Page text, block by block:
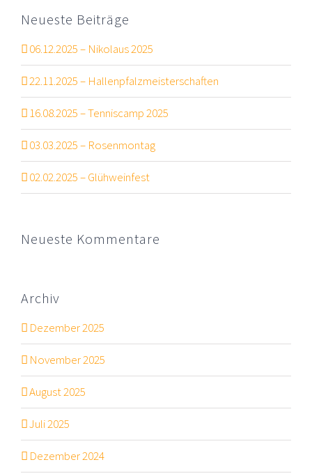
Neueste Beiträge
06.12.2025 – Nikolaus 2025
22.11.2025 – Hallenpfalzmeisterschaften
16.08.2025 – Tenniscamp 2025
03.03.2025 – Rosenmontag
02.02.2025 – Glühweinfest
Neueste Kommentare
Archiv
Dezember 2025
November 2025
August 2025
Juli 2025
Dezember 2024